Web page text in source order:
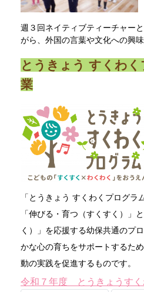
週３回ネイティブティーチャー
がら、外国の言葉や文化への興
とうきょう すくわ
業
「とうきょう すくわくプログラ
「伸びる・育つ（すくすく）」
く）」を応援する幼保共通のプ
かな心の育ちをサポートするた
動の実践を促進するものです。
令和７年度 とうきょうすく